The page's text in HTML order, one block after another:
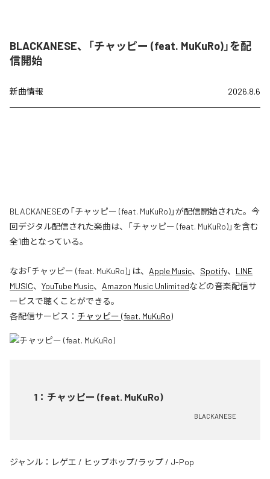
BLACKANESE、「チャッピー (feat. MuKuRo)」を配
信開始
新曲情報 2026.8.6
BLACKANESEの「チャッピー (feat. MuKuRo)」が配信開始された。今
回デジタル配信された楽曲は、「チャッピー (feat. MuKuRo)」を含む
全1曲となっている。
なお「チャッピー (feat. MuKuRo)」は、 Apple Music、 Spotify、 LINE
MUSIC、 YouTube Music、 Amazon Music Unlimitedなどの音楽配信サ
ービスで聴くことができる。
各配信サービス： チャッピー (feat. MuKuRo)
1 ： チャッピー (feat. MuKuRo)
BLACKANESE
ジャンル： レゲエ / ヒップホップ/ラップ / J-Pop